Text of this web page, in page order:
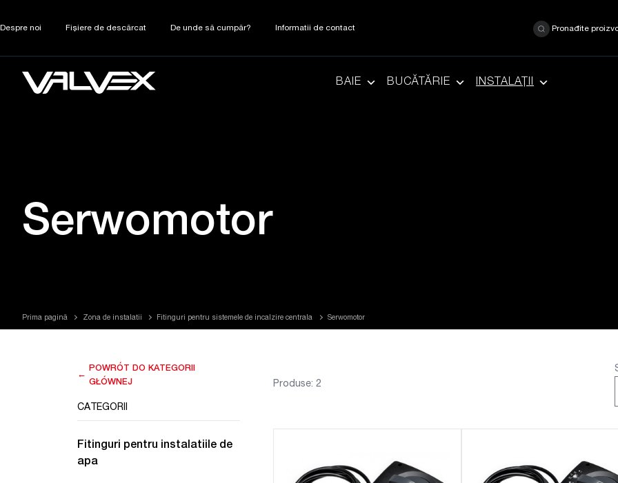
Despre noi Fișiere de descărcat De unde să cumpăr? Informatii de contact Pronađite
BAIE BUCĂTĂRIE INSTALAȚII
Serwomotor
Prima pagină Zona de instalatii Fitinguri pentru sistemele de incalzire centrala Serwomotor
←
POWRÓT DO KATEGORII
GŁÓWNEJ
CATEGORII
Fitinguri pentru instalatiile de
apa
Produse: 2